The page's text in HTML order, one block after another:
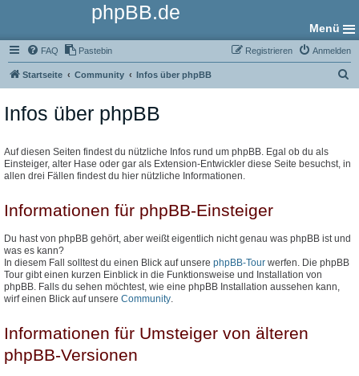
phpBB.de
Menü
FAQ Pastebin Anmelden
Registrieren
Startseite Community Infos über phpBB
Infos über phpBB
Auf diesen Seiten findest du nützliche Infos rund um phpBB. Egal ob du als
Einsteiger, alter Hase oder gar als Extension-Entwickler diese Seite besuchst, in
allen drei Fällen findest du hier nützliche Informationen.
Informationen für phpBB-Einsteiger
Du hast von phpBB gehört, aber weißt eigentlich nicht genau was phpBB ist und
was es kann?
In diesem Fall solltest du einen Blick auf unsere phpBB-Tour werfen. Die phpBB
Tour gibt einen kurzen Einblick in die Funktionsweise und Installation von
phpBB. Falls du sehen möchtest, wie eine phpBB Installation aussehen kann,
wirf einen Blick auf unsere Community
Informationen für Umsteiger von älteren
phpBB-Versionen